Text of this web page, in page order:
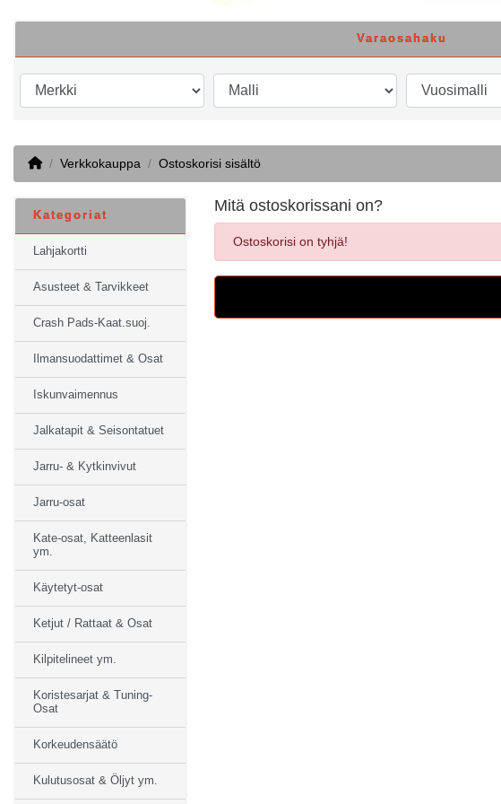
Varaosahaku
HomeVerkkokauppa Ostoskorisi sisältö
Mitä ostoskorissani on?
Ostoskorisi on tyhjä!
Kategoriat
Lahjakortti
Asusteet & Tarvikkeet
Crash Pads-Kaat.suoj.
Ilmansuodattimet & Osat
Iskunvaimennus
Jalkatapit & Seisontatuet
Jarru- & Kytkinvivut
Jarru-osat
Kate-osat, Katteenlasit
ym.
Käytetyt-osat
Ketjut / Rattaat & Osat
Kilpitelineet ym.
Koristesarjat & Tuning-
Osat
Korkeudensäätö
Kulutusosat & Öljyt ym.